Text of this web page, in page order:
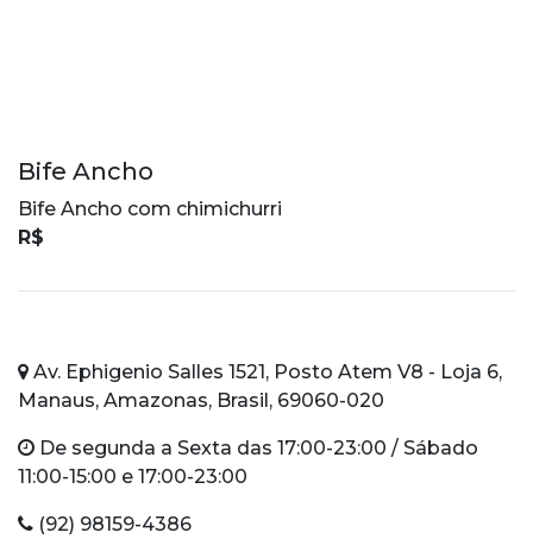
Bife Ancho
Bife Ancho com chimichurri
R$
Av. Ephigenio Salles 1521, Posto Atem V8 - Loja 6,
Manaus, Amazonas, Brasil, 69060-020
De segunda a Sexta das 17:00-23:00 / Sábado
11:00-15:00 e 17:00-23:00
(92) 98159-4386